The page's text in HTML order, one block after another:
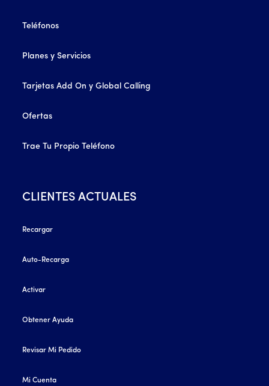
Teléfonos
Planes y Servicios
Tarjetas Add On y Global Calling
Ofertas
Trae Tu Propio Teléfono
CLIENTES ACTUALES
Recargar
Auto-Recarga
Activar
Obtener Ayuda
Revisar Mi Pedido
Mi Cuenta